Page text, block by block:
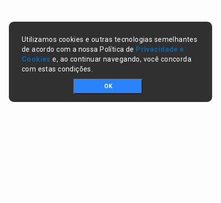
Utilizamos cookies e outras tecnologias semelhantes
de acordo com a nossa Política de Privacidade e
Cookies e, ao continuar navegando, você concorda
com estas condições.
OK